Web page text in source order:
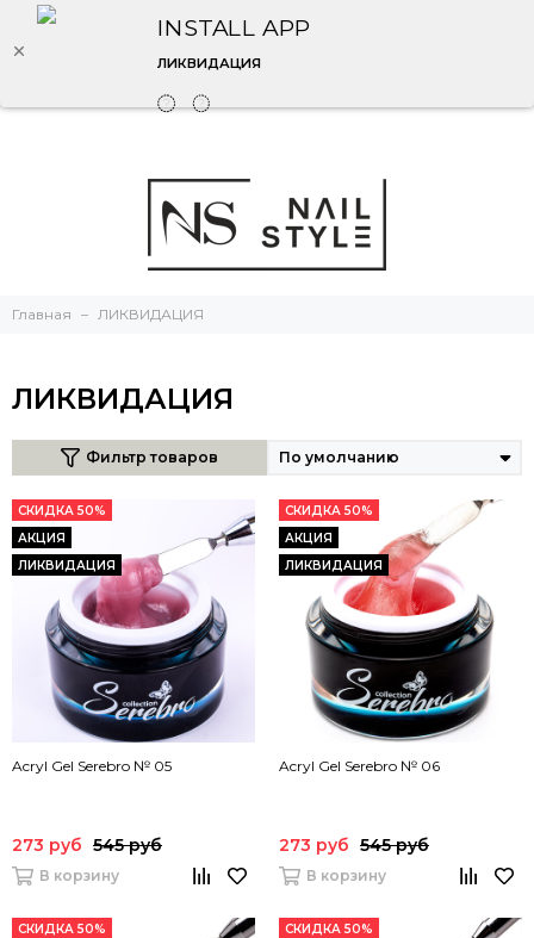
INSTALL APP
ЛИКВИДАЦИЯ
Главная ЛИКВИДАЦИЯ
ЛИКВИДАЦИЯ
Фильтр товаров
СКИДКА 50%
АКЦИЯ
ЛИКВИДАЦИЯ
Acryl Gel Serebro № 05
273 руб 545 руб
В корзину
СКИДКА 50%
АКЦИЯ
ЛИКВИДАЦИЯ
Acryl Gel Serebro № 06
273 руб 545 руб
В корзину
СКИДКА 50%
СКИДКА 50%